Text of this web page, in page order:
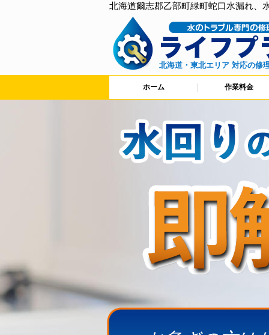
北海道爾志郡乙部町緑町蛇口水漏れ、
北海道・東北エリア 対応の修
ホーム 作業料金